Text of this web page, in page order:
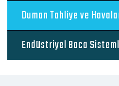
Duman Tahliye ve
Endüstriyel Baca